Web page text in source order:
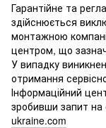
Гарантійне та
здійснюється
монтажною
центром, що
У випадку
отримання
Інформаційний
зробивши запит на
ukraine.com